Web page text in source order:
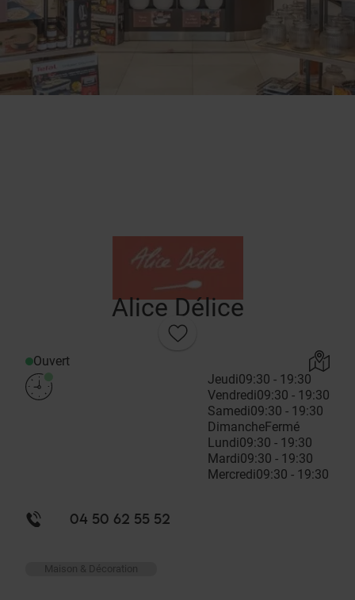
Alice Délice
Ouvert
Jeudi09:30 - 19:30
Vendredi09:30 - 19:30
Samedi09:30 - 19:30
DimancheFermé
Lundi09:30 - 19:30
Mardi09:30 - 19:30
Mercredi09:30 - 19:30
04 50 62 55 52
Maison & Décoration